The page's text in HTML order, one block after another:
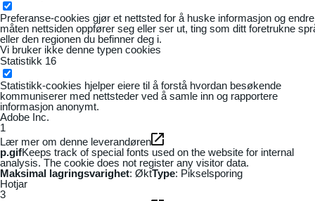
Preferanse-cookies gjør et nettsted for å huske informasjon og
måten nettsiden oppfører seg eller ser ut, ting som ditt foretrukne
eller den regionen du befinner deg i.
Vi bruker ikke denne typen cookies
Statistikk 16
Statistikk-cookies hjelper eiere til å forstå hvordan besøkende
kommuniserer med nettsteder ved å samle inn og rapportere
informasjon anonymt.
Adobe Inc.
1
Lær mer om denne leverandøren
p.gifKeeps track of special fonts used on the website for internal
analysis. The cookie does not register any visitor data.
Maksimal lagringsvarighet: ØktType: Pikselsporing
Hotjar
3